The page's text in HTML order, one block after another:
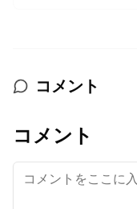
コメント
コメント